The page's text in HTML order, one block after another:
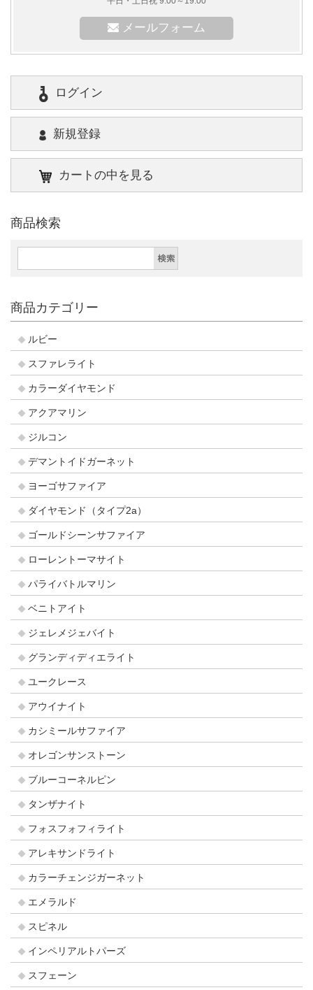
メールフォーム
ログイン
新規登録
カートの中を見る
商品検索
商品カテゴリー
ルビー
スファレライト
カラーダイヤモンド
アクアマリン
ジルコン
デマントイドガーネット
ヨーゴサファイア
ダイヤモンド（タイプ2a）
ゴールドシーンサファイア
ローレントーマサイト
パライバトルマリン
ベニトアイト
ジェレメジェバイト
グランディディエライト
ユークレース
アウイナイト
カシミールサファイア
オレゴンサンストーン
ブルーコーネルピン
タンザナイト
フォスフォフィライト
アレキサンドライト
カラーチェンジガーネット
エメラルド
スピネル
インペリアルトパーズ
スフェーン